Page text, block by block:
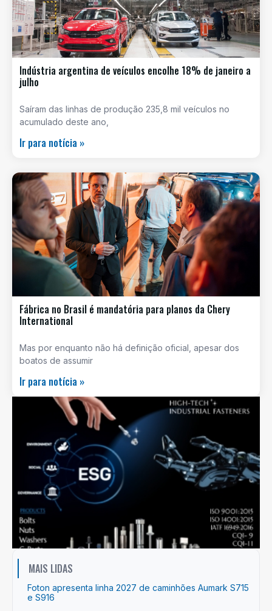
Indústria argentina de veículos encolhe 18% de janeiro a
julho
Saíram das linhas de produção 235,8 mil veículos no
acumulado deste ano,
Ir para notícia »
Fábrica no Brasil é mandatória para planos da Chery
International
Mas por enquanto não há definição oficial, apesar dos
boatos de assumir
Ir para notícia »
MAIS LIDAS
Foton apresenta linha 2027 de caminhões Aumark S715
e S916